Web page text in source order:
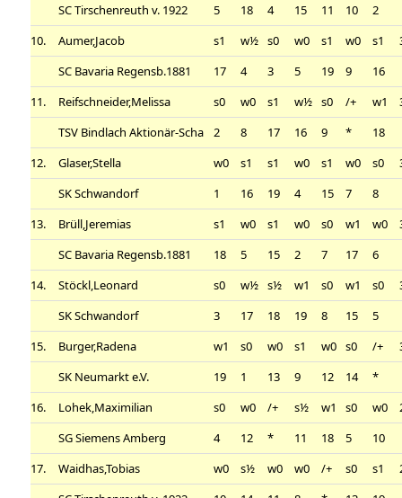
SC Tirschenreuth v. 1922
5 18 4 15 11 10
2
10.
Aumer,Jacob s1 w½ s0 w0 s1 w0 s1
SC Bavaria Regensb.1881
17 4 3 5 19 9
16
11.
Reifschneider,Melissa s0 w0 s1 w½ s0 /+ w1
TSV Bindlach Aktionär-Scha
2 8 17 16 9 *
18
12.
Glaser,Stella w0 s1 s1 w0 s1 w0 s0
SK Schwandorf
1 16 19 4 15 7
8
13.
Brüll,Jeremias s1 w0 s1 w0 s0 w1 w0
SC Bavaria Regensb.1881
18 5 15 2 7 17
6
14.
Stöckl,Leonard s0 w½ s½ w1 s0 w1 s0
SK Schwandorf
3 17 18 19 8 15
5
15.
Burger,Radena w1 s0 w0 s1 w0 s0 /+
SK Neumarkt e.V.
19 1 13 9 12 14
*
16.
Lohek,Maximilian s0 w0 /+ s½ w1 s0 w0
SG Siemens Amberg
4 12 * 11 18 5
10
17.
Waidhas,Tobias w0 s½ w0 w0 /+ s0 s1